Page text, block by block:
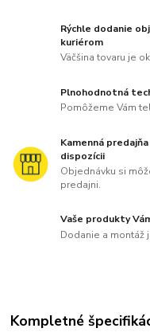
Rýchle dodanie
kuriérom
Väčšina tovaru je
Plnohodnotná
Pomôžeme Vám
Kamenná
dispozícii
Objednávku si
predajni.
Vaše produkty
Dodanie a montáž
Kompletné